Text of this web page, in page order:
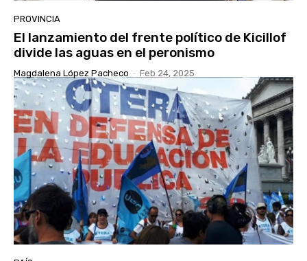
PROVINCIA
El lanzamiento del frente político de Kicillof
divide las aguas en el peronismo
Magdalena López Pacheco - Feb 24, 2025